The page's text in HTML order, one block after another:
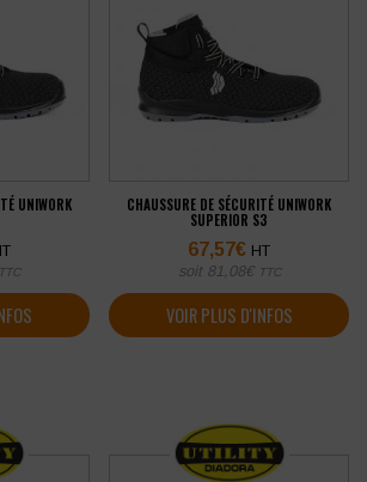
UNIWORK
TTC
CHAUSSURE DE SÉCURITÉ UNIWORK
SUPERIOR S3
67,57€ HT
soit 81,08€ TTC
VOIR PLUS D'INFOS